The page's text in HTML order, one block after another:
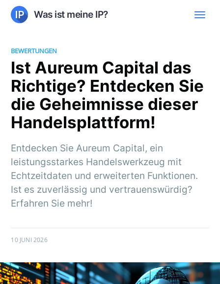
Was ist meine IP?
BEWERTUNGEN
Ist Aureum Capital das
Richtige? Entdecken Sie
die Geheimnisse dieser
Handelsplattform!
Entdecken Sie Aureum Capital, ein
leistungsstarkes Handelswerkzeug mit
Echtzeitdaten und erweiterten Funktionen.
Ist es zuverlässig und vertrauenswürdig?
Erfahren Sie mehr!
10 JUNI 2026